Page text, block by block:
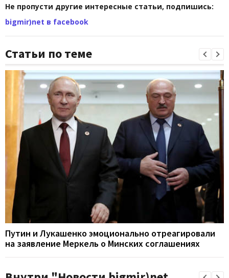
Не пропусти другие интересные статьи, подпишись:
bigmir)net в facebook
Статьи по теме
Путин и Лукашенко эмоционально отреагировали
на заявление Меркель о Минских соглашениях